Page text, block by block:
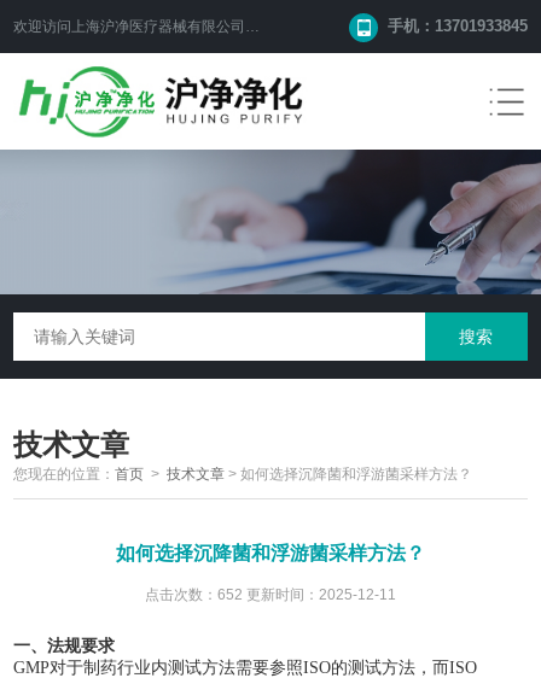
欢迎访问上海沪净医疗器械有限公司网站！ 手机：13701933845
技术文章
您现在的位置：首页 >技术文章 >如何选择沉降菌和浮游菌采样方法？
如何选择沉降菌和浮游菌采样方法？
点击次数：652 更新时间：2025-12-11
一、法规要求
GMP对于制药行业内测试方法需要参照ISO的测试方法，而ISO